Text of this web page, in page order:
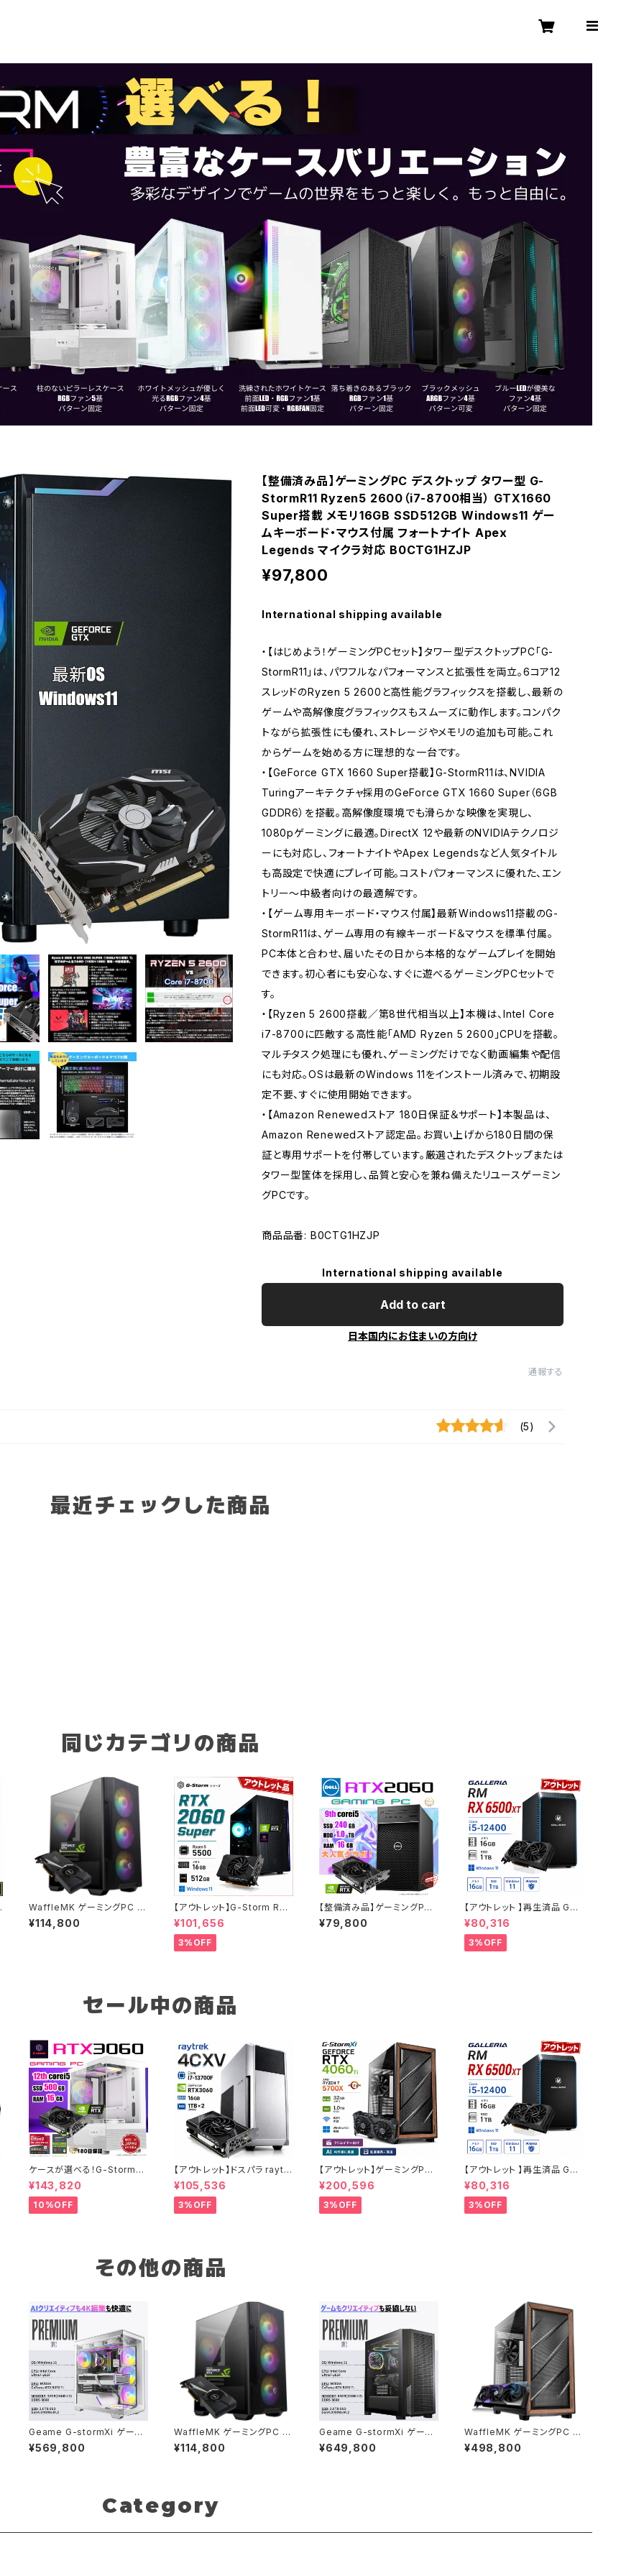
【整備済み品】ゲーミングPC デスクトップ タワー型 G-
StormR11 Ryzen5 2600（i7-8700相当） GTX1660
Super搭載 メモリ16GB SSD512GB Windows11 ゲー
ムキーボード・マウス付属 フォートナイト Apex
Legends マイクラ対応 B0CTG1HZJP
¥97,800
International shipping available
・【はじめよう！ゲーミングPCセット】タワー型デスクトップPC「G-
StormR11」は、パワフルなパフォーマンスと拡張性を両立。6コア12
スレッドのRyzen 5 2600と高性能グラフィックスを搭載し、最新の
ゲームや高解像度グラフィックスもスムーズに動作します。コンパク
トながら拡張性にも優れ、ストレージやメモリの追加も可能。これ
からゲームを始める方に理想的な一台です。
・【GeForce GTX 1660 Super搭載】G-StormR11は、NVIDIA
Turingアーキテクチャ採用のGeForce GTX 1660 Super（6GB
GDDR6）を搭載。高解像度環境でも滑らかな映像を実現し、
1080pゲーミングに最適。DirectX 12や最新のNVIDIAテクノロジ
ーにも対応し、フォートナイトやApex Legendsなど人気タイトル
も高設定で快適にプレイ可能。コストパフォーマンスに優れた、エン
トリー～中級者向けの最適解です。
・【ゲーム専用キーボード・マウス付属】最新Windows11搭載のG-
StormR11は、ゲーム専用の有線キーボード＆マウスを標準付属。
PC本体と合わせ、届いたその日から本格的なゲームプレイを開始
できます。初心者にも安心な、すぐに遊べるゲーミングPCセットで
す。
・【Ryzen 5 2600搭載／第8世代相当以上】本機は、Intel Core
i7-8700に匹敵する高性能「AMD Ryzen 5 2600」CPUを搭載。
マルチタスク処理にも優れ、ゲーミングだけでなく動画編集や配信
にも対応。OSは最新のWindows 11をインストール済みで、初期設
定不要、すぐに使用開始できます。
・【Amazon Renewedストア 180日保証＆サポート】本製品は、
Amazon Renewedストア認定品。お買い上げから180日間の保
証と専用サポートを付帯しています。厳選されたデスクトップまたは
タワー型筐体を採用し、品質と安心を兼ね備えたリユースゲーミン
グPCです。
商品品番: B0CTG1HZJP
International shipping available
Add to cart
日本国内にお住まいの方向け
通報する
(5)
最近チェックした商品
同じカテゴリの商品
WaffleMK ゲーミングPC タ
ワー型 G-Stormシリーズ A
MD GeForce 16GBメモリ
¥114,800
【アウトレット】G-Storm RTX
2060Super Ryzen5-5500
メモリ16GB SSD512GB ゲ
ーミングPC 90日保証
¥101,656
3%OFF
【整備済み品】ゲーミングPC
デスクトップ DELL Precisio
n 3630 Tower - Core i5-
¥79,800
【アウトレット 】再生済品 GAL
LERIA RM RX 6500XT Co
re i5-12400 メモリ16GB S
SD1TB ゲーミングPC 整備
済み品 90日保証
¥80,316
3%OFF
セール中の商品
ケースが選べる！G-Stormシ
リーズ ゲーミングPC 人気の
RTX 4060 3060 12G搭載
デスクトップPC タワー型 第1
2世代 CPU Core i5-12400
¥143,820
10%OFF
【アウトレット】ドスパラ raytr
ek 4CXV RTX3060 Core
i7-13700F メモリ16GB SS
D1TBx2 クリエイターPC 1点
限り 90日保証
¥105,536
3%OFF
【アウトレット】ゲーミングPC
未使用品 RTX4060Ti Ryz
en7 5700X メモリ32GB SS
D1TB AI 動画編集 90日保証
G-Storm
¥200,596
3%OFF
【アウトレット 】再生済品 GAL
LERIA RM RX 6500XT Co
re i5-12400 メモリ16GB S
SD1TB ゲーミングPC 整備
済み品 90日保証
¥80,316
3%OFF
その他の商品
Geame G-stormXi ゲーミ
ングPC｜RTX5070 Ti / Co
re Ultra 7 265F｜32GB / 2
¥569,800
WaffleMK ゲーミングPC タ
ワー型 G-Stormシリーズ A
MD GeForce 16GBメモリ
¥114,800
Geame G-stormXi ゲーミ
ングPC｜RTX5070 Ti / Co
re Ultra 7 265F｜64GB /
¥649,800
WaffleMK ゲーミングPC タ
ワー型 G-StormXi Geforc
e RTX 5070 Core i9-139
¥498,800
Category